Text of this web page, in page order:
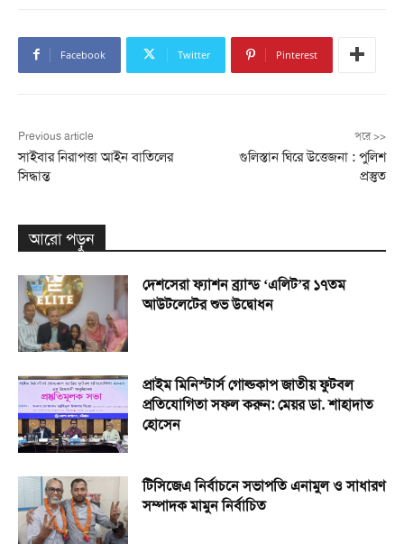
Facebook Twitter Pinterest
Previous article
সাইবার নিরাপত্তা আইন বাতিলের
সিদ্ধান্ত
পরে >>
গুলিস্তান ঘিরে উত্তেজনা : পুলিশ
প্রস্তুত
আরো পড়ুন
দেশসেরা ফ্যাশন ব্র্যান্ড ‘এলিট’র ১৭তম
আউটলেটের শুভ উদ্বোধন
প্রাইম মিনিস্টার্স গোল্ডকাপ জাতীয় ফুটবল
প্রতিযোগিতা সফল করুন: মেয়র ডা. শাহাদাত
হোসেন
টিসিজেএ নির্বাচনে সভাপতি এনামুল ও সাধারণ
সম্পাদক মামুন নির্বাচিত